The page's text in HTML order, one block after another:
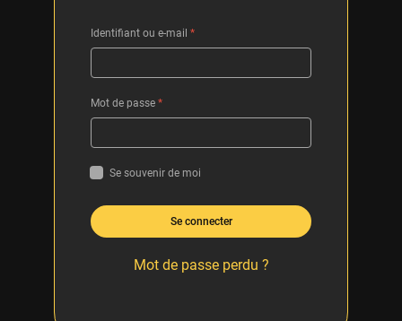
Identifiant ou e-mail *
Mot de passe *
Se souvenir de moi
Se connecter
Mot de passe perdu ?